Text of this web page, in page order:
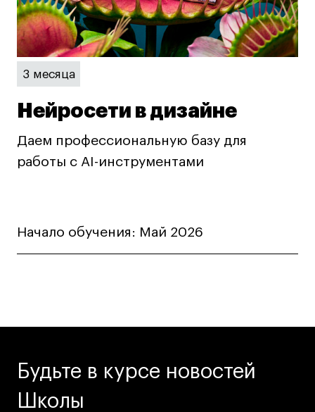
Работы студентов
Работы студентов
Universal University
Universal University
EN
EN
Политика конфиденциальности
деятельности АНО ВО «Универсальный
Карта сайта
3 месяца
Нейросети в дизайне
Нейросети в дизайне
Даем профессиональную базу для
работы с AI-инструментами
Начало обучения: Май 2026
Будьте в курсе новостей
Школы